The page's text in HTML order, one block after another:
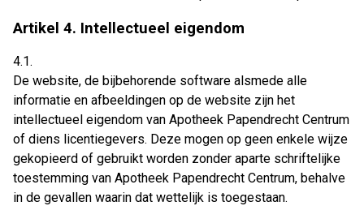
Artikel 4. Intellectueel eigendom
4.1.
De website, de bijbehorende software alsmede alle
informatie en afbeeldingen op de website zijn het
intellectueel eigendom van Apotheek Papendrecht Centrum
of diens licentiegevers. Deze mogen op geen enkele wijze
gekopieerd of gebruikt worden zonder aparte schriftelijke
toestemming van Apotheek Papendrecht Centrum, behalve
in de gevallen waarin dat wettelijk is toegestaan.